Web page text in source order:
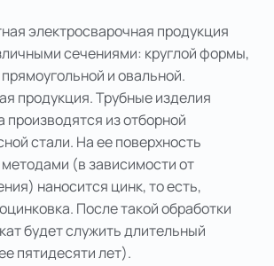
электросварочная продукция
сечениями: круглой формы,
и овальной.
продукция. Трубные изделия
производятся из отборной
стали. На ее поверхность
(в зависимости от
наносится цинк, то есть,
После такой обработки
будет служить длительный
пятидесяти лет).